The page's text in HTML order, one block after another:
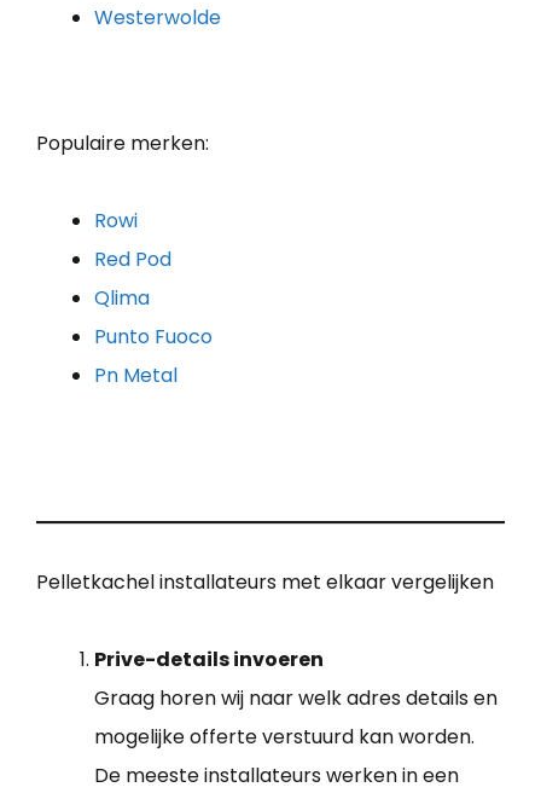
Westerwolde
Populaire merken:
Rowi
Red Pod
Qlima
Punto Fuoco
Pn Metal
Pelletkachel installateurs met elkaar vergelijken
Prive-details invoeren
Graag horen wij naar welk adres details en
mogelijke offerte verstuurd kan worden.
De meeste installateurs werken in een